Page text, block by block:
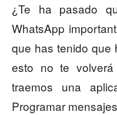
¿Te ha pasado
WhatsApp
que has tenido que
esto no te
traemos una
Programar